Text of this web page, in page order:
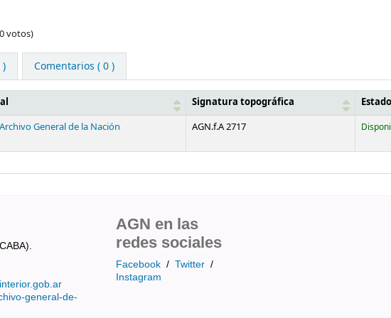
votos)
Comentarios ( 0 )
Signatura topográfica
Estado
General de la Nación AGN.f.A 2717
general-de-
AGN en las
redes sociales
Facebook / Twitter /
Instagram